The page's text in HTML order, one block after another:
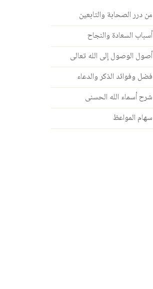
من درر الصحابة والتابعين
أسباب السعادة والنجاح
أصول الوصول إلى الله تعالى
فضل وفوائد الذكر والدعاء
شرح أسماء الله الحسنى
سهام المواعظ